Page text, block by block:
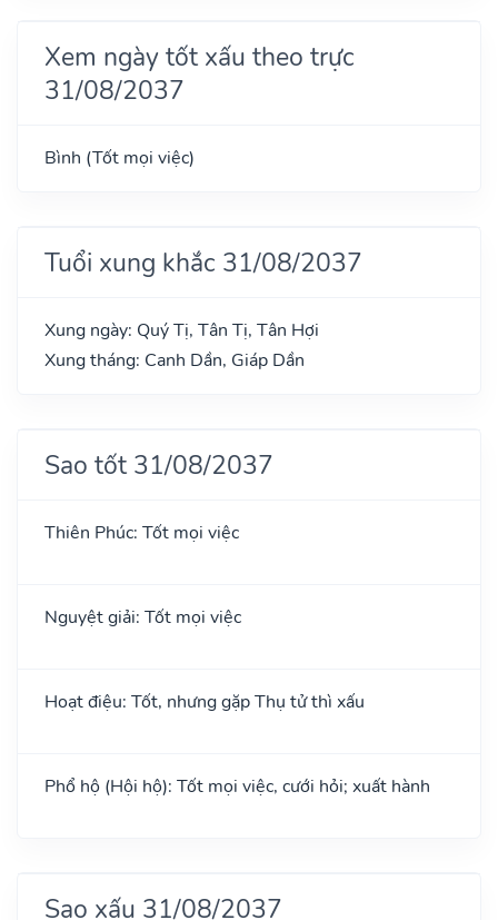
Xem ngày tốt xấu theo trực
31/08/2037
Bình (Tốt mọi việc)
Tuổi xung khắc 31/08/2037
Xung ngày: Quý Tị, Tân Tị, Tân Hợi
Xung tháng: Canh Dần, Giáp Dần
Sao tốt 31/08/2037
Thiên Phúc: Tốt mọi việc
Nguyệt giải: Tốt mọi việc
Hoạt điệu: Tốt, nhưng gặp Thụ tử thì xấu
Phổ hộ (Hội hộ): Tốt mọi việc, cưới hỏi; xuất hành
Sao xấu 31/08/2037